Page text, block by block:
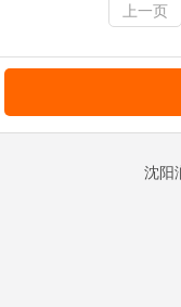
上一页
沈阳